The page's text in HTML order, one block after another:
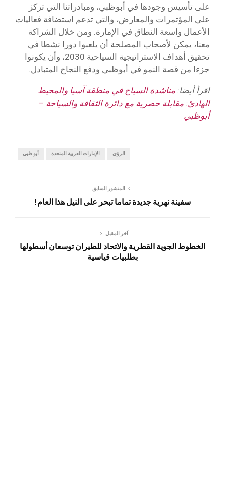
على تأسيس وجودها في أبوظبي، ومبادراتنا التي تركز
على المؤتمرات والمعارض، والتي تدعم استضافة فعاليات
الأعمال واسعة النطاق في الإمارة. ومن خلال الشراكة
معنا، يمكن لأصحاب المصلحة أن يلعبوا دورا نشطا في
تحقيق أهداف الاستراتيجية السياحية 2030، وأن يكونوا
جزءا من قصة النمو في أبوظبي ودفع النجاح المتبادل.
اقرأ أيضا: مناشدة السياح في منطقة آسيا والمحيط
الهادئ: مقابلة حصرية مع دائرة الثقافة والسياحة –
أبوظبي
أبو ظبي الإمارات العربية المتحدة الرؤى
المنشور السابق
سفينة نهرية جديدة تماما تبحر على النيل هذا العام!
آخر المقبل
الخطوط الجوية القطرية والاتحاد للطيران توسعان أسطولها
بطلبيات قياسية